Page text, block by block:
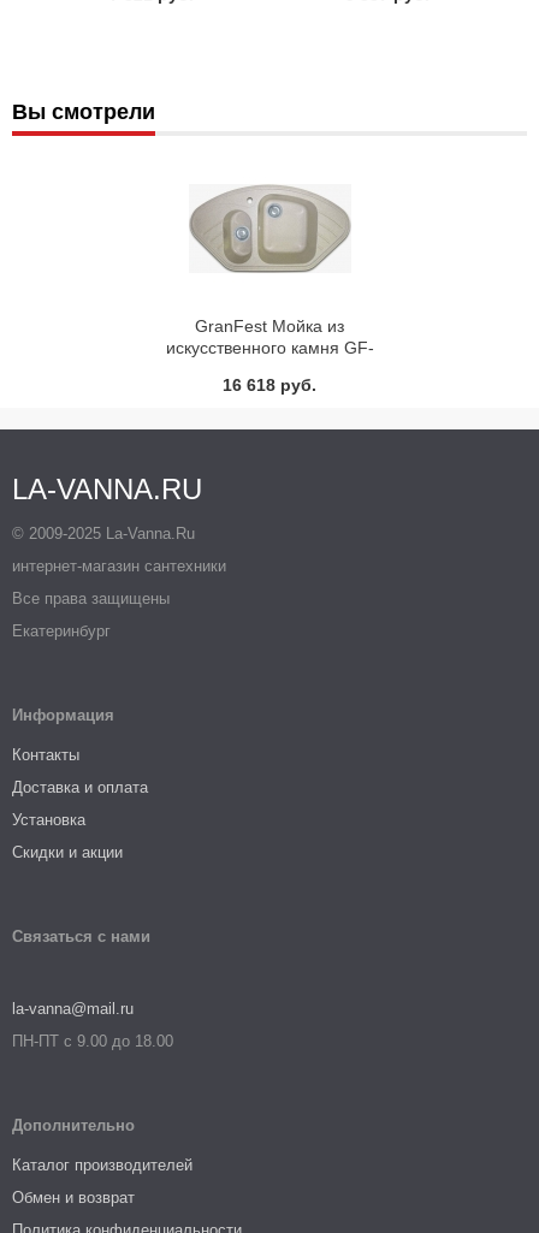
Вы смотрели
GranFest Мойка из
искусственного камня GF-
16 618 руб.
LA-VANNA.RU
© 2009-2025 La-Vanna.Ru
интернет-магазин сантехники
Все права защищены
Екатеринбург
Информация
Контакты
Доставка и оплата
Установка
Скидки и акции
Связаться с нами
la-vanna@mail.ru
ПН-ПТ с 9.00 до 18.00
Дополнительно
Каталог производителей
Обмен и возврат